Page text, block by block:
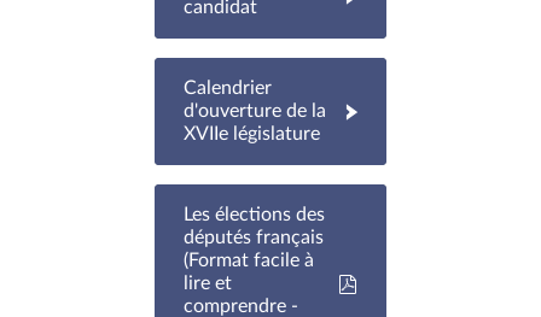
candidat
Calendrier
d'ouverture de la
XVIIe législature
Les élections des
députés français
(Format facile à
lire et
comprendre -